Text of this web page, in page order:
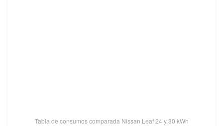
Tabla de consumos comparada Nissan Leaf 24 y 30 kWh